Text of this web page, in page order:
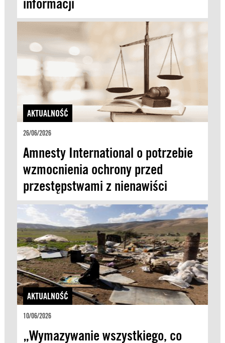
informacji
AKTUALNOŚĆ
26/06/2026
Amnesty International o potrzebie
wzmocnienia ochrony przed
przestępstwami z nienawiści
AKTUALNOŚĆ
10/06/2026
„Wymazywanie wszystkiego, co